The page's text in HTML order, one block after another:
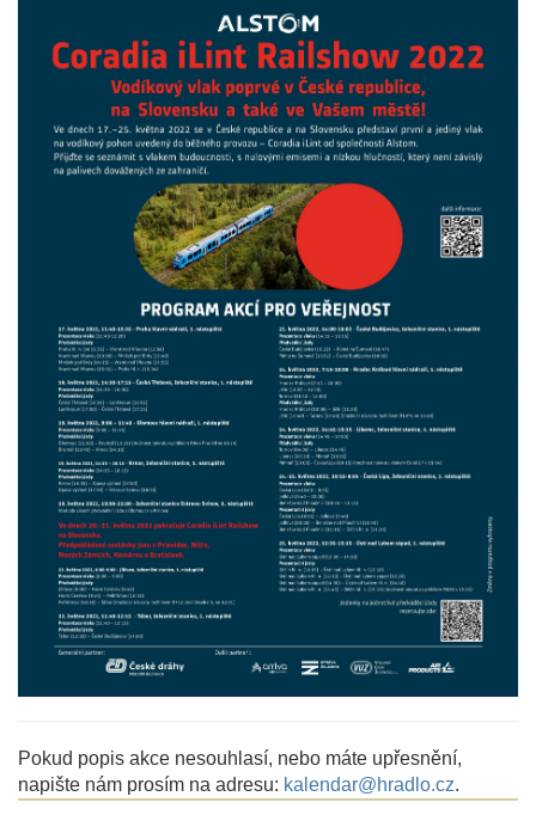
Pokud popis akce nesouhlasí, nebo máte upřesnění,
napište nám prosím na adresu: kalendar@hradlo.cz.